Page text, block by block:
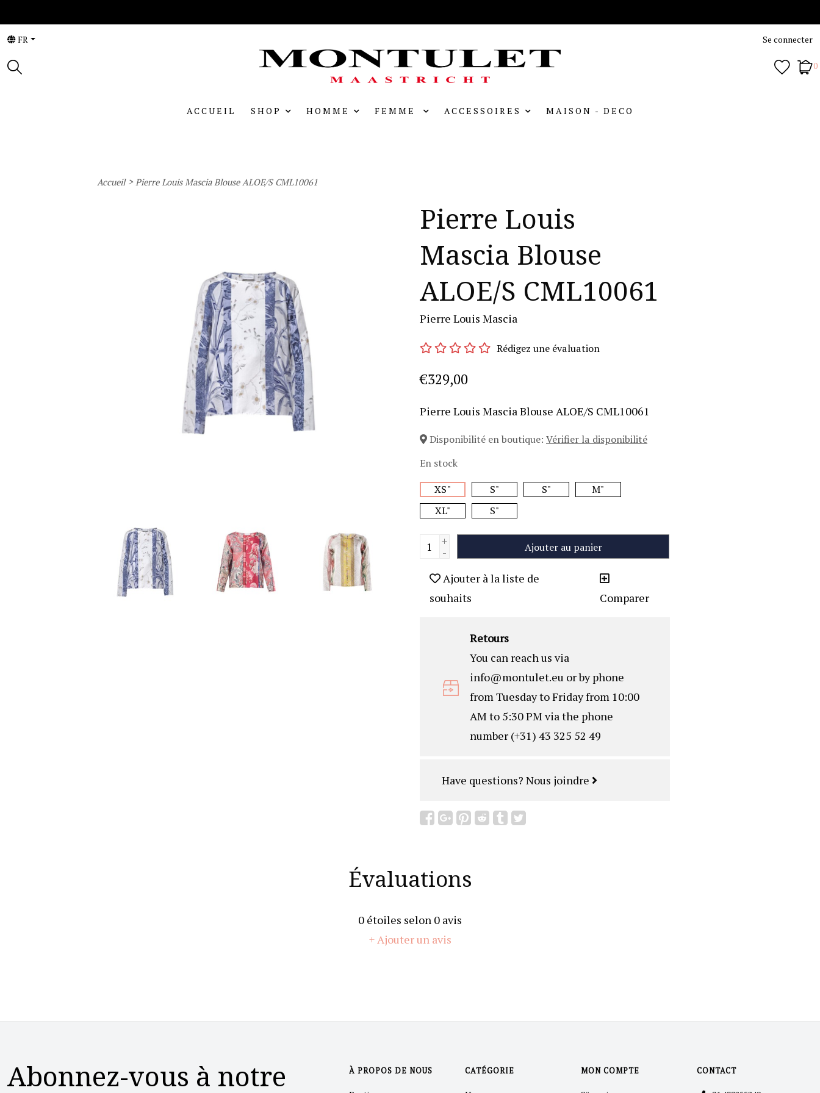
FR Se connecter
0
ACCUEIL SHOP HOMME FEMME ACCESSOIRES MAISON - DECO
Accueil>Pierre Louis Mascia Blouse ALOE/S CML10061
Pierre Louis
Mascia Blouse
ALOE/S CML10061
Pierre Louis Mascia
Rédigez une évaluation
€329,00
Pierre Louis Mascia Blouse ALOE/S CML10061
Disponibilité en boutique: Vérifier la disponibilité
En stock
XS"
S" S"
M"
XL"
S"
+
- Ajouter au panier
Ajouter à la liste de
souhaits
Comparer
Retours
You can reach us via
info@montulet.eu or by phone
from Tuesday to Friday from 10:00
AM to 5:30 PM via the phone
number (+31) 43 325 52 49
Have questions? Nous joindre
Évaluations
0 étoiles selon 0 avis
+ Ajouter un avis
Abonnez-vous à notre À PROPOS DE NOUS CATÉGORIE MON COMPTE CONTACT